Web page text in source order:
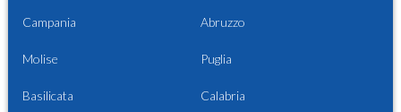
Campania Abruzzo
Molise Puglia
Basilicata Calabria